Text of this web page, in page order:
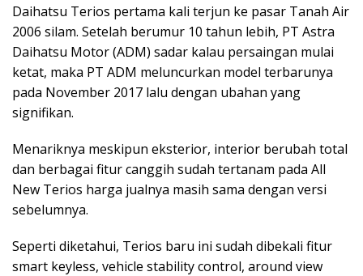
Daihatsu Terios pertama kali terjun ke pasar Tanah Air
2006 silam. Setelah berumur 10 tahun lebih, PT Astra
Daihatsu Motor (ADM) sadar kalau persaingan mulai
ketat, maka PT ADM meluncurkan model terbarunya
pada November 2017 lalu dengan ubahan yang
signifikan.
Menariknya meskipun eksterior, interior berubah total
dan berbagai fitur canggih sudah tertanam pada All
New Terios harga jualnya masih sama dengan versi
sebelumnya.
Seperti diketahui, Terios baru ini sudah dibekali fitur
smart keyless, vehicle stability control, around view